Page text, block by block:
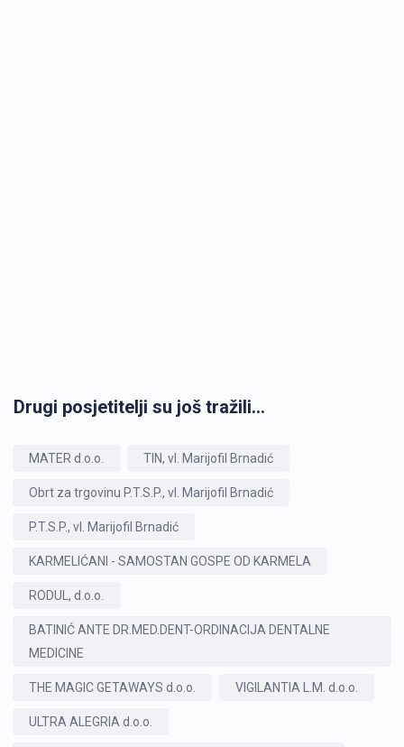
Drugi posjetitelji su još tražili...
MATER d.o.o. TIN, vl. Marijofil Brnadić
Obrt za trgovinu P.T.S.P., vl. Marijofil Brnadić
P.T.S.P., vl. Marijofil Brnadić
KARMELIĆANI - SAMOSTAN GOSPE OD KARMELA
RODUL, d.o.o.
BATINIĆ ANTE DR.MED.DENT-ORDINACIJA DENTALNE
MEDICINE
THE MAGIC GETAWAYS d.o.o. VIGILANTIA L.M. d.o.o.
ULTRA ALEGRIA d.o.o.